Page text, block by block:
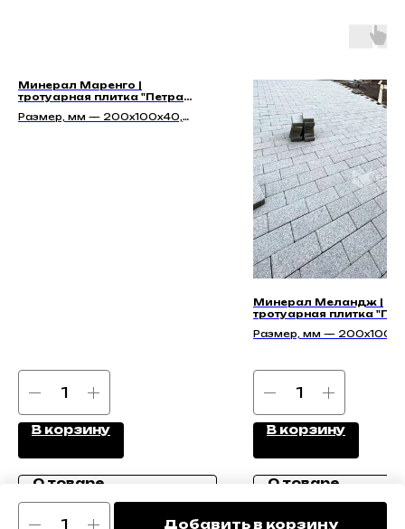
Добавить в корзину
Минерал Маренго |
тротуарная плитка "Петра
Размер, мм — 200x100x40,
В корзину
О товаре
Минерал Меландж |
тротуарная плитка
Размер, мм —
В корзину
О товаре